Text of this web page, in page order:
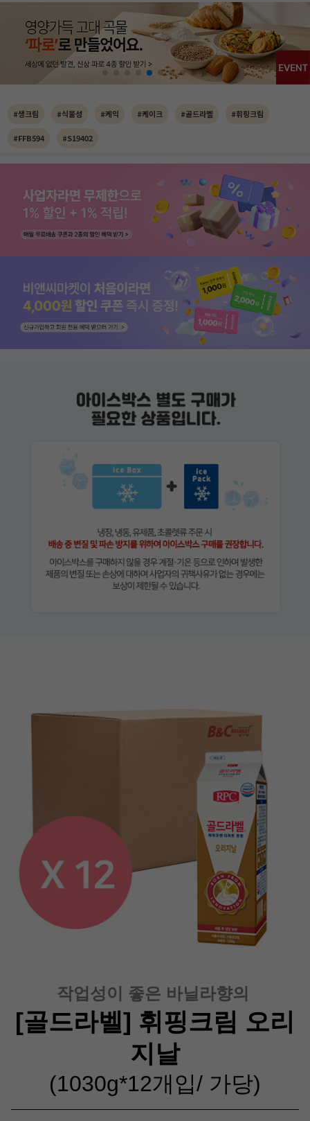
#생크림 #식물성 #케익 #케이크 #골드라벨 #휘핑크림
#FFB594 #S19402
작업성이 좋은 바닐라향의
[골드라벨] 휘핑크림 오리
지날
(1030g*12개입/ 가당)